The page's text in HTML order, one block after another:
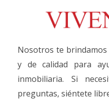
Nosotros te
y de calidad para
inmobiliaria. Si
preguntas, siéntete